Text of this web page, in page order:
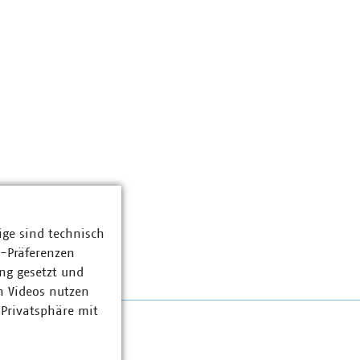
sind technisch
gesetzt und
Videos nutzen
mit